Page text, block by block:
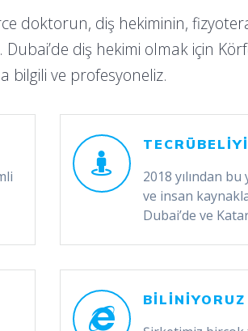
doktorun, diş hekiminin,
diş hekimi olmak için
bilgili ve profesyoneliz.
2018 yılından
ve insan
Dubai’de ve
BİLİNİYORUZ